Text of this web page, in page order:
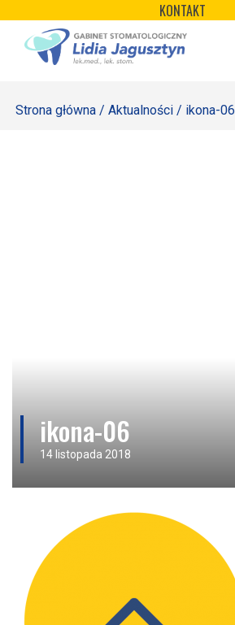
content
KONTAKT
STRONA GŁÓWNA
REJESTRACJA
Strona główna / Aktualności / ikona-06
ikona-06
14 listopada 2018